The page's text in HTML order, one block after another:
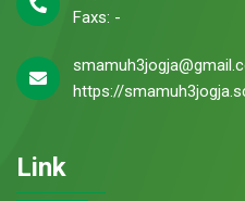
Faxs: -
https://
Link